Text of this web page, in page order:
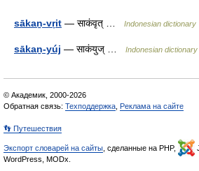
sākaṉ-vṛit — साकंवृत् … Indonesian dictionary
sākaṉ-yúj — साकंयुज् … Indonesian dictionary
© Академик, 2000-2026
Обратная связь: Техподдержка Реклама на сайте
👣 Путешествия
Экспорт словарей на сайты , сделанные на PHP,
WordPress, MODx.